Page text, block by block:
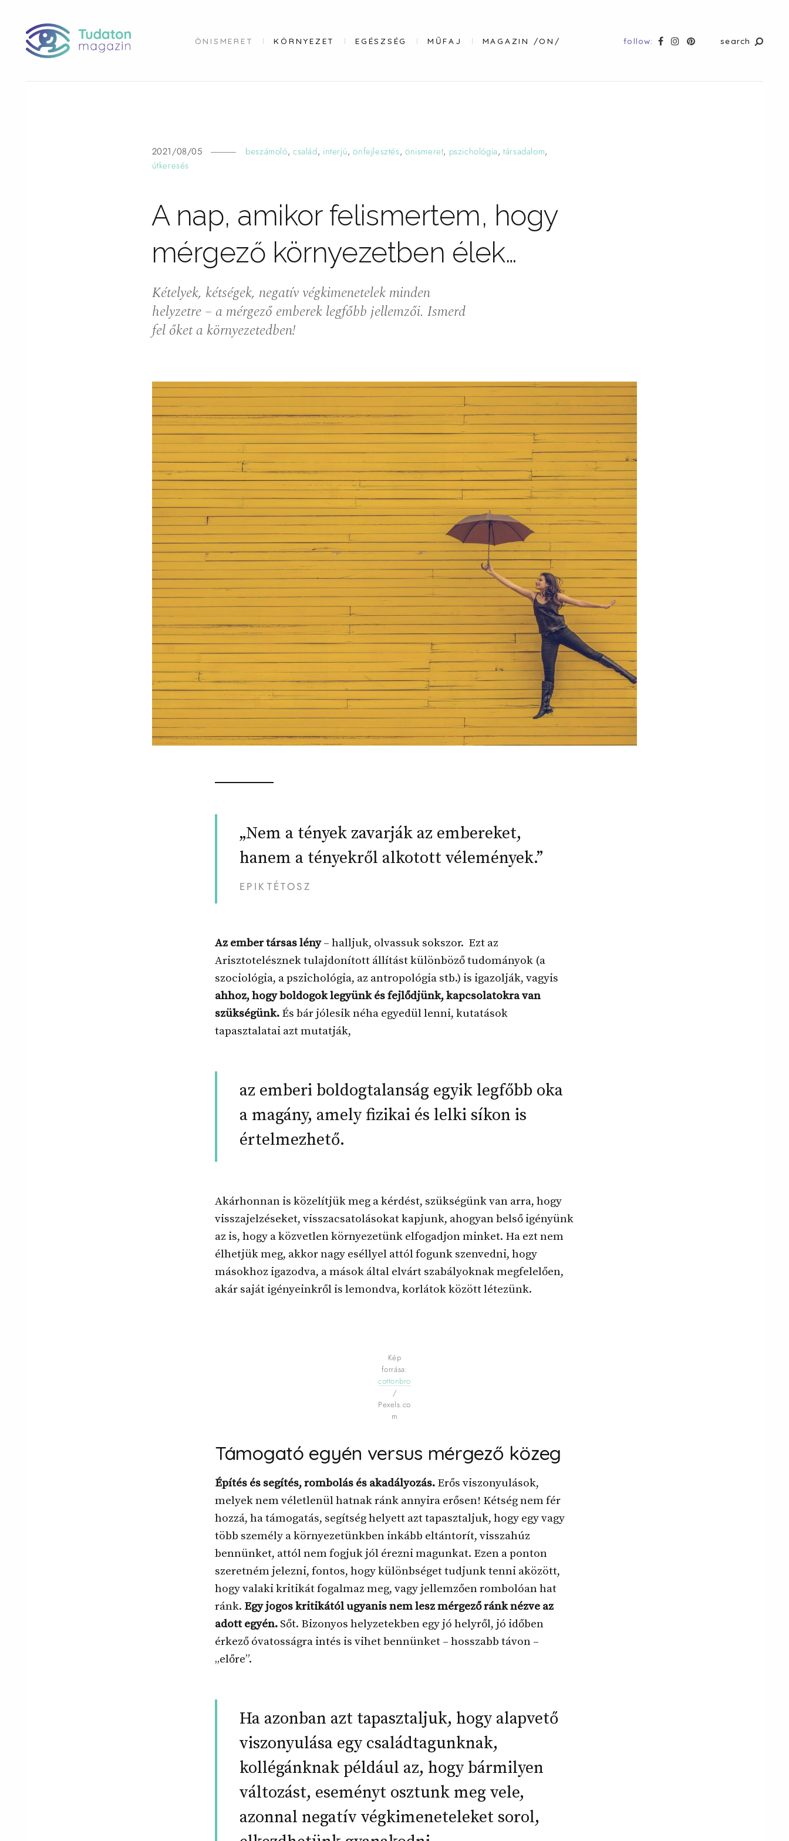
ÖNISMERET KÖRNYEZET EGÉSZSÉG MŰFAJ MAGAZIN /ON/ follow: search
2021/08/05 beszámoló, család, interjú,önfejlesztés, önismeret, pszichológia ,társadalom,
útkeresés
A nap, amikor felismertem, hogy
mérgező környezetben élek…
Kételyek, kétségek, negatív végkimenetelek minden
helyzetre – a mérgező emberek legfőbb jellemzői. Ismerd
fel őket a környezetedben!
„Nem a tények zavarják az embereket,
hanem a tényekről alkotott vélemények.”
EPIKTÉTOSZ
Az ember társas lény– halljuk, olvassuk sokszor. Ezt az
Arisztotelésznek tulajdonított állítást különböző tudományok (a
szociológia, a pszichológia, az antropológia stb.) is igazolják, vagyis
ahhoz, hogy boldogok legyünk és fejlődjünk, kapcsolatokra van
szükségünk. És bár jólesik néha egyedül lenni, kutatások
tapasztalatai azt mutatják,
az emberi boldogtalanság egyik legfőbb oka
a magány, amely fizikai és lelki síkon is
értelmezhető.
Akárhonnan is közelítjük meg a kérdést, szükségünk van arra, hogy
visszajelzéseket, visszacsatolásokat kapjunk, ahogyan belső igényünk
az is, hogy a közvetlen környezetünk elfogadjon minket. Ha ezt nem
élhetjük meg, akkor nagy eséllyel attól fogunk szenvedni, hogy
másokhoz igazodva, a mások által elvárt szabályoknak megfelelően,
akár saját igényeinkről is lemondva, korlátok között létezünk.
Kép
forrása:
cottonbro
/
Pexels.co
m
Támogató egyén versus mérgező közeg
Építés és segítés, rombolás és akadályozás. Erős viszonyulások,
melyek nem véletlenül hatnak ránk annyira erősen! Kétség nem fér
hozzá, ha támogatás, segítség helyett azt tapasztaljuk, hogy egy vagy
több személy a környezetünkben inkább eltántorít, visszahúz
bennünket, attól nem fogjuk jól érezni magunkat. Ezen a ponton
szeretném jelezni, fontos, hogy különbséget tudjunk tenni aközött,
hogy valaki kritikát fogalmaz meg, vagy jellemzően rombolóan hat
ránk. Egy jogos kritikától ugyanis nem lesz mérgező ránk nézve az
adott egyén. Sőt. Bizonyos helyzetekben egy jó helyről, jó időben
érkező óvatosságra intés is vihet bennünket – hosszabb távon –
„előre”.
Ha azonban azt tapasztaljuk, hogy alapvető
viszonyulása egy családtagunknak,
kollégánknak például az, hogy bármilyen
változást, eseményt osztunk meg vele,
azonnal negatív végkimeneteleket sorol,